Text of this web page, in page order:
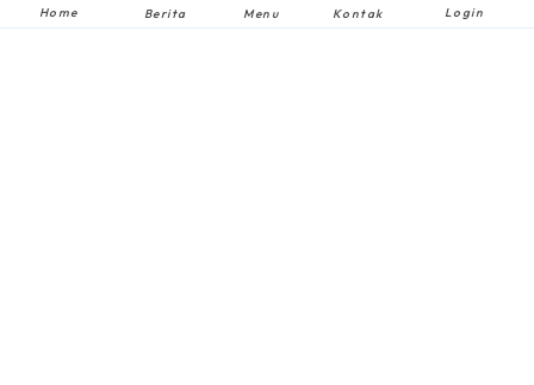
Home Berita Menu Kontak Login